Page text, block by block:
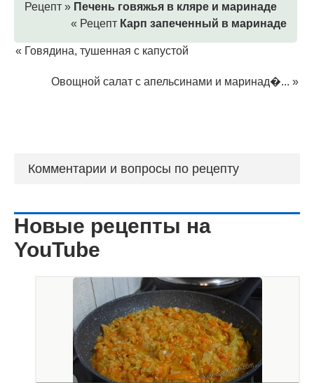
Рецепт » Печень говяжья в кляре и маринаде
« Рецепт Карп запеченный в маринаде
« Говядина, тушенная с капустой
Овощной салат с апельсинами и маринад�... »
Комментарии и вопросы по рецепту
Новые рецепты на
YouTube